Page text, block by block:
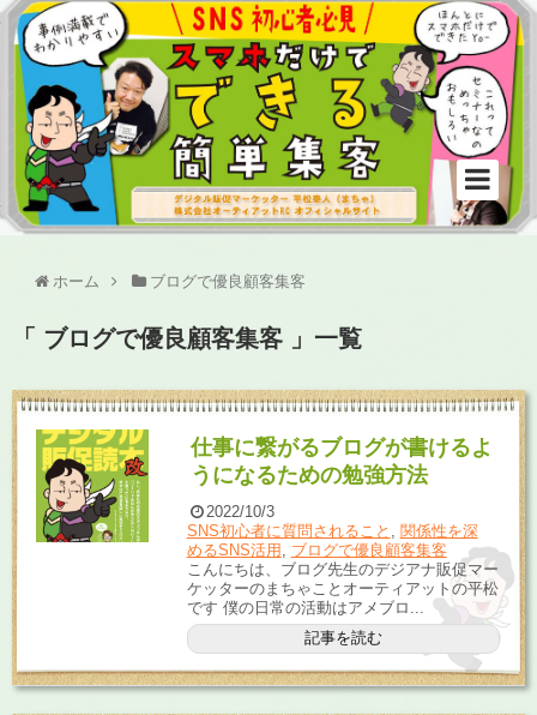
ホーム ブログで優良顧客集客
「 ブログで優良顧客集客 」一覧
仕事に繋がるブログが書けるよ
うになるための勉強方法
2022/10/3
SNS初心者に質問されること , 関係性を深
めるSNS活用 , ブログで優良顧客集客
こんにちは、ブログ先生のデジアナ販促マー
ケッターのまちゃことオーティアットの平松
です 僕の日常の活動はアメブロ...
記事を読む